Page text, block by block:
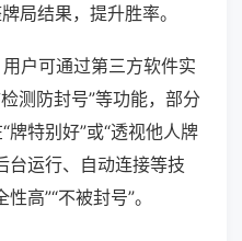
局结果，提升胜率。
户可通过第三方软件实
测防封号”等功能，部分
牌特别好”或“透视他人牌
台运行、自动连接等技
高”“不被封号”。